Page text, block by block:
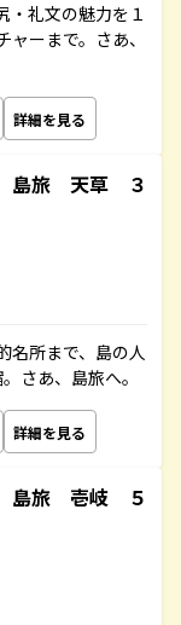
礼文の魅力を１
ーまで。さあ、
詳細を見る
島旅 天草 ３
名所まで、島の人
さあ、島旅へ。
詳細を見る
島旅 壱岐 ５